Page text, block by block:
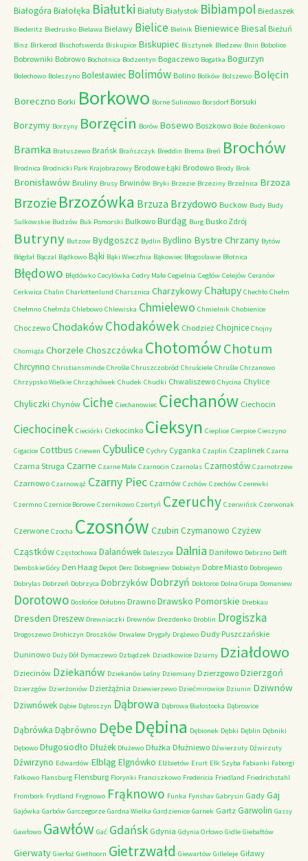
Białogóra Białołęka Białutki Białuty Białystok Bibiampol Biedaszek
Biederitz Biedrusko Bielawa Bielawy Bielice Bielnik Bieniewice Biesal Bieżuń
Binz Birkerod Bischofswerda Biskupice Biskupiec Bisztynek Bledzew Bnin Bobolice
Bobrowniki Bobrowo Bochotnica Bodzentyn Bogaczewo Bogatka Bogurzyn
Bolechowo Boleszyno Bolesławiec Bolimów Bolino Bolków Bolszewo Bolęcin
Boreczno Borki Borkowo Borne Sulinowo Borsdorf Borsuki
Borzymy Borzyny Borzęcin Borów Bosewo Boszkowo Boże Bożenkowo
Bramka Bratuszewo Brańsk Brańszczyk Breddin Brema Breń Brochów
Brodnica Brodnicki Park Krajobrazowy Brodowe Łąki Brodowo Brody Brok
Bronisławów Bruliny Brusy Brwinów Bryki Brzezie Brzeziny Brzeźnica Brzoza
Brzozie Brzozówka Brzuza Brzydowo Buckow Budy Budy
Sulkowskie Budzów Buk Pomorski Bulkowo Burdąg Burg Busko Zdrój
Butryny Butzow Bydgoszcz Bydlin Bydlino Bystre Chrzany Bytów
Bógdał Bączal Bądkowo Bąki Bąki Wieczfnia Bąkowiec Błogosławie Błotnica
Błędowo Błędówko Cecylówka Cedry Małe Cegielnia Cegłów Celejów Ceranów
Cerkwica Chalin Charlottenlund Charsznica CharzykowyChałupy Chechło Chełm
Chełmno Chełmża Chlebowo Chlewiska Chmielewo Chmielnik Chobienice
Choczewo ChodakówChodakówek Chodzież Chojnice Chojny
Chomiąża Chorzele Choszczówka ChotomówChotum
Chrcynno Christiansminde Chrośle Chruszczobród Chruściele Chruśle Chrzanowo
Chrzypsko Wielkie Chrząchówek Chudek Chudki Chwaliszewo Chycina Chylice
Chyliczki Chynów Ciche Ciechanowiec Ciechanów Ciechocin
Ciechocinek Cieciórki Ciekocinko Cieksyn Cieplice Cierpice Cieszyno
Cigacice Cottbus Criewen Cybulice Cychry Cyganka Czaplin Czaplinek Czarna
Czarna Struga Czarne Czarne Małe Czarnocin Czarnolas Czarnostów Czarnotrzew
Czarnowo Czarnowąż Czarny Piec Czarnów Czchów Czechów Czerewki
Czermno Czernice Borowe Czernikowo Czertyń Czeruchy Czerwińsk Czerwonak
Czerwone Czocha Czosnów Czubin Czymanowo Czyżew
Cząstków Częstochowa Dalanówek Daleszyce Dalnia Daniłowo Debrzno Delft
Dembskie Góry Den Haag Depot Derc Dobiegniew Dobieżyn Dobre Miasto Dobrojewo
Dobrylas Dobrzeń Dobrzyca Dobrzyków Dobrzyń Doktorce Dolna Grupa Domaniew
Dorotowo Dosłońce Dołubno Drawno Drawsko Pomorskie Drebkau
Dresden Dreszew Drewniaczki Drewnów Drezdenko Droblin Drogiszka
Drogoszewo Drohiczyn Droszków Drwalew Drygały Drążewo Dudy Puszczańskie
Duninowo Duży Dół Dymaczewo Dzbądzek Dziadkowice Dziarny Działdowo
Dziecinów Dziekanów Dziekanów Leśny Dziemiany Dzierzgowo Dzierzgoń
Dzierzgów Dzierżoniów Dzierżążnia Dziewierzewo Dziećmirowice Dziunin Dziwnów
Dziwnówek Dąbie Dąbroszyn Dąbrowa Dąbrowa Białostocka Dąbrowice
Dąbrówka Dąbrówno Dębe Dębina Dębionek Dębki Dęblin Dębniki
Dębowo Długosiodło Dłużek Dłużewo Dłużka Dłużniewo Dźwierzuty Dźwirzuty
Dźwirzyno Edwardów Elbląg Elgnówko Elżbietów Erurt Ełk Szyba Fabianki Faborgi
Falkowo Flansburg Flensburg Florynki Franciszkowo Fredericia Friedland Friedrichstahl
Frombork Frydland Frygnowo Frąknowo Funka Fynshav Gabrysin Gady Gaj
Gajówka Garbów Garczegorze Gardna Wielka Gardzienice Garnek Gartz Garwolin Gassy
Gawłowo Gawłów Gać Gdańsk Gdynia Gdynia Orłowo Gidle Giebałtów
Gierwaty Gierłoż Giethoorn Gietrzwałd Giewartów Gilleleje Giławy